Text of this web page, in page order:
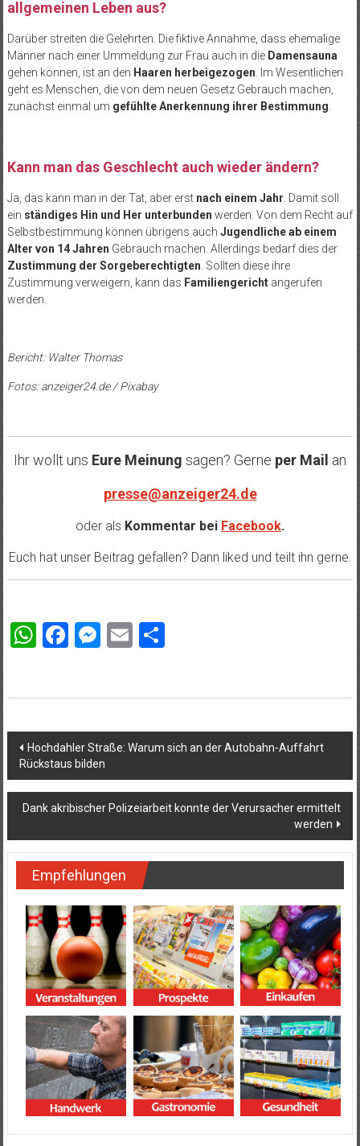
allgemeinen Leben aus?
Darüber streiten die Gelehrten. Die fiktive Annahme, dass ehemalige
Männer nach einer Ummeldung zur Frau auch in die Damensauna
gehen können, ist an den Haaren herbeigezogen . Im Wesentlichen
geht es Menschen, die von dem neuen Gesetz Gebrauch machen,
zunächst einmal um gefühlte Anerkennung ihrer Bestimmung
Kann man das Geschlecht auch wieder ändern?
Ja, das kann man in der Tat, aber erst nach einem Jahr . Damit soll
ein ständiges Hin und Her unterbunden werden. Von dem Recht auf
Selbstbestimmung können übrigens auch Jugendliche ab einem
Alter von 14 Jahren Gebrauch machen. Allerdings bedarf dies der
Zustimmung der Sorgeberechtigten . Sollten diese ihre
Zustimmung verweigern, kann das Familiengerichtangerufen
werden.
Bericht: Walter Thomas
Fotos: anzeiger24.de / Pixabay
Ihr wollt uns Eure Meinung sagen? Gerne per Mail an
presse@anzeiger24.de
oder als Kommentar bei Facebook.
Euch hat unser Beitrag gefallen? Dann liked und teilt ihn gerne.
WhatsApp
Facebook
Messenger
EmailTeilen
Beitragsnavigation
Hochdahler Straße: Warum sich an der Autobahn-Auffahrt
Rückstaus bilden
Dank akribischer Polizeiarbeit konnte der Verursacher ermittelt
werden
Empfehlungen